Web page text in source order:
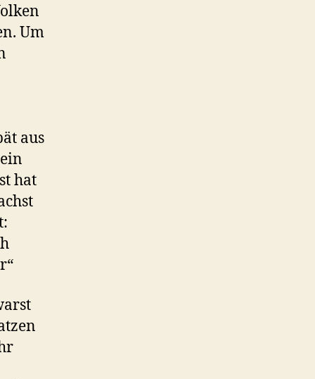
Um
aus
hat